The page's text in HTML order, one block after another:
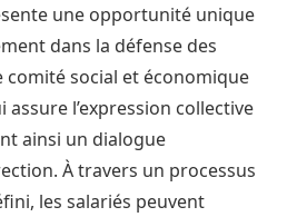
une opportunité unique
dans la défense des
comité social et économique
assure l’expression collective
ainsi un dialogue
À travers un processus
les salariés peuvent